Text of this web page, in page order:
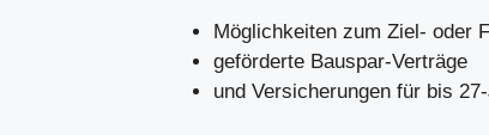
Möglichkeiten zum Ziel- oder
geförderte Bauspar-Verträge
und Versicherungen für bis